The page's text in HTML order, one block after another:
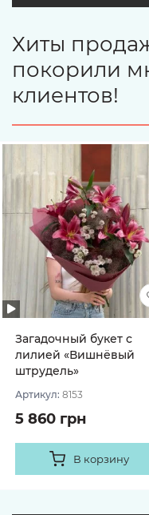
Хиты
покорили
клиентов!
Загадочный букет с
лилией «Вишнёвый
штрудель»
Артикул: 8153
5 860 грн
В корзину